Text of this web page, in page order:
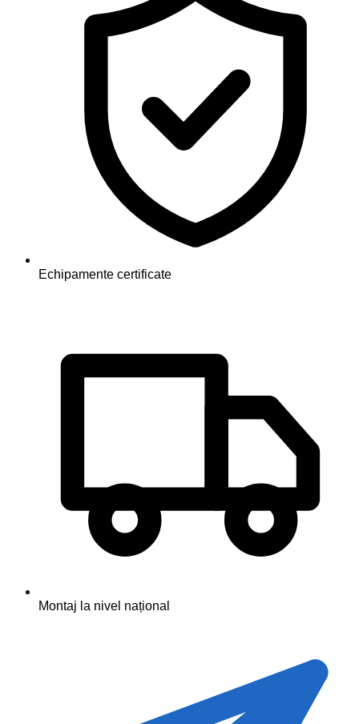
Echipamente certificate
Montaj la nivel național